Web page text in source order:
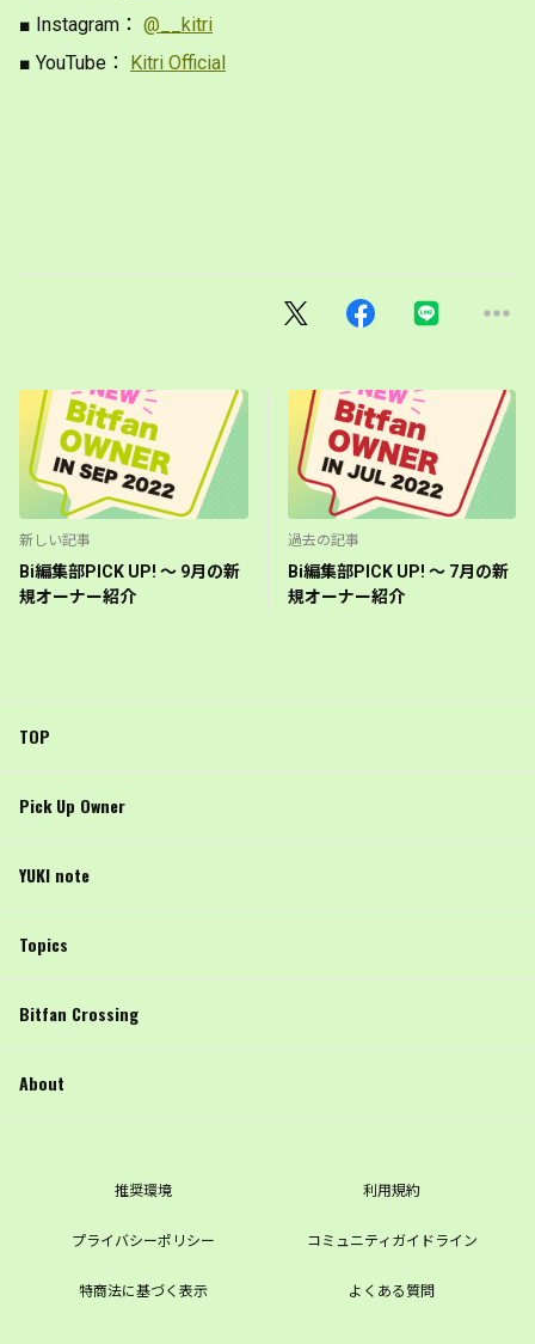
■ Instagram： @__kitri
■ YouTube：
Kitri Official
新しい記事
Bi編集部PICK UP! 〜 9月の新
規オーナー紹介
過去の記事
Bi編集部PICK UP! 〜 7月の新
規オーナー紹介
TOP
Pick Up Owner
YUKI note
Topics
Bitfan Crossing
About
推奨環境 利用規約
プライバシーポリシー コミュニティガイドライン
特商法に基づく表示 よくある質問